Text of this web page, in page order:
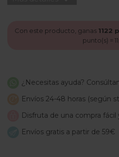
Con este producto, ganas 1122
punto(s) =
¿Necesitas ayuda?
Envíos 24-48 horas (según
Disfruta de una compra fácil
Envíos gratis a partir de 59€